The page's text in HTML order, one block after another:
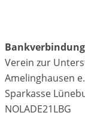
Bankverbindung
Verein zur
Amelinghausen
Sparkasse
NOLADE21LBG